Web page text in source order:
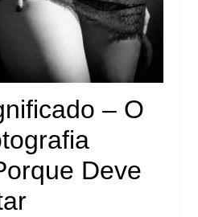
– O
Deve